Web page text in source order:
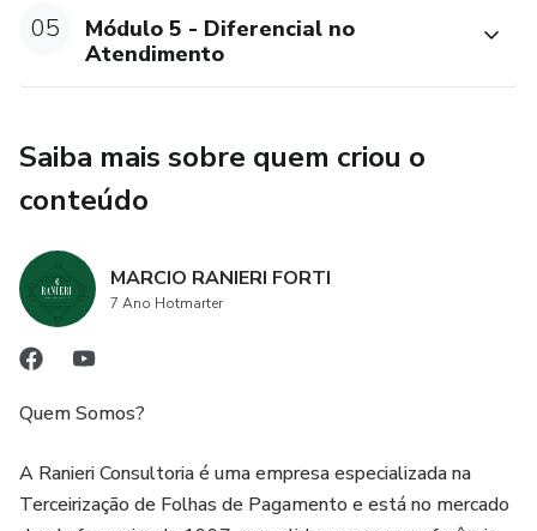
Desenvolvendo competências essenciais dentro de um
novo modelo de atendimento ao cliente
05
Módulo 5 - Diferencial no
Atendimento
Saiba mais sobre quem criou o
conteúdo
MARCIO RANIERI FORTI
7 Ano Hotmarter
Quem Somos?
A Ranieri Consultoria é uma empresa especializada na
Terceirização de Folhas de Pagamento e está no mercado